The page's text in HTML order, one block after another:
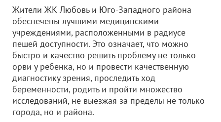
Жители ЖК Любовь и Юго-Западного района
обеспечены лучшими медицинскими
учреждениями, расположенными в радиусе
пешей доступности. Это означает, что можно
быстро и качество решить проблему не только
орви у ребенка, но и провести качественную
диагностику зрения, проследить ход
беременности, родить и пройти множество
исследований, не выезжая за пределы не только
города, но и района.